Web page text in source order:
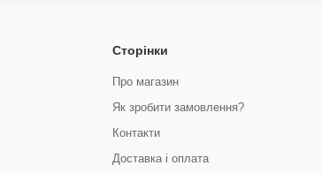
Сторінки
Про магазин
Як зробити замовлення?
Контакти
Доставка і оплата